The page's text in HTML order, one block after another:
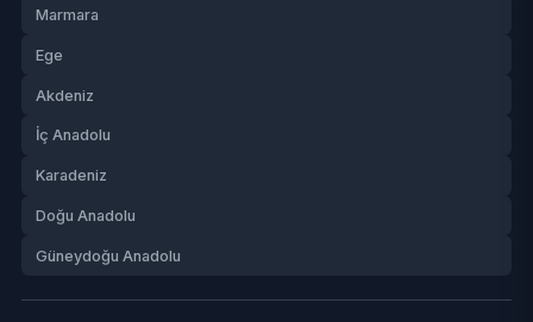
Marmara
Ege
Akdeniz
İç Anadolu
Karadeniz
Doğu Anadolu
Güneydoğu Anadolu